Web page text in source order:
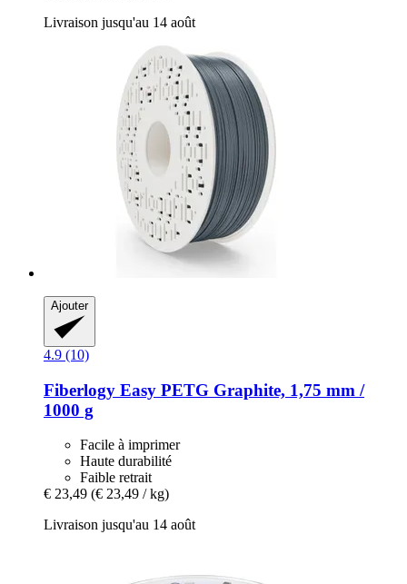
Livraison jusqu'au 14 août
Ajouter
4.9 (10)
Fiberlogy Easy PETG Graphite, 1,75 mm /
1000 g
Facile à imprimer
Haute durabilité
Faible retrait
€ 23,49 (€ 23,49 / kg)
Livraison jusqu'au 14 août